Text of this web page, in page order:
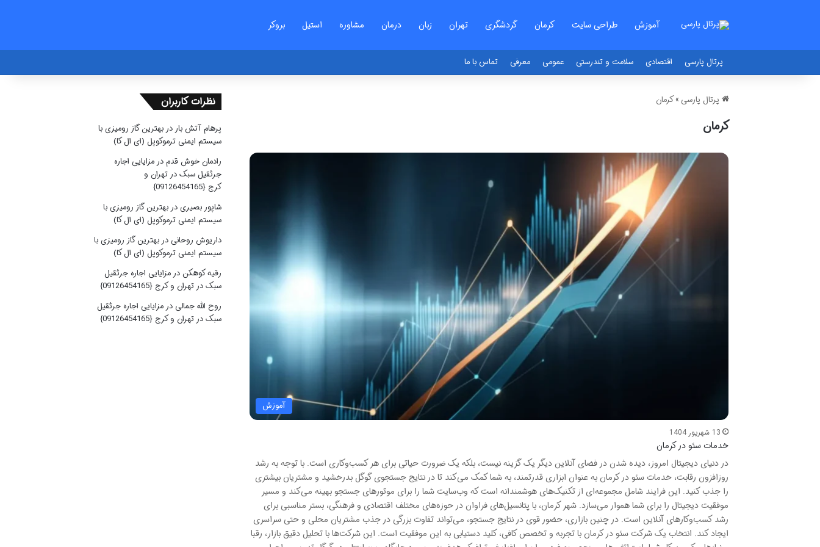
آموزش طراحی سایت کرمان گردشگری تهران زبان درمان مشاوره استیل بروکر
پرتال پارسی اقتصادی سلامت و تندرستی عمومی معرفی تماس با ما
پرتال پارسی » کرمان
کرمان
آموزش
13 شهریور 1404
خدمات سئو در کرمان
در دنیای دیجیتال امروز، دیده شدن در فضای آنلاین دیگر یک گزینه نیست، بلکه یک ضرورت حیاتی برای هر کسب‌وکاری است. با توجه به رشد
روزافزون رقابت، خدمات سئو در کرمان به عنوان ابزاری قدرتمند، به شما کمک می‌کند تا در نتایج جستجوی گوگل بدرخشید و مشتریان بیشتری
را جذب کنید. این فرایند شامل مجموعه‌ای از تکنیک‌های هوشمندانه است که وب‌سایت شما را برای موتورهای جستجو بهینه می‌کند و مسیر
موفقیت دیجیتال را برای شما هموار می‌سازد. شهر کرمان، با پتانسیل‌های فراوان در حوزه‌های مختلف اقتصادی و فرهنگی، بستر مناسبی برای
رشد کسب‌وکارهای آنلاین است. در چنین بازاری، حضور قوی در نتایج جستجو، می‌تواند تفاوت بزرگی در جذب مشتریان محلی و حتی سراسری
ایجاد کند. انتخاب یک شرکت سئو در کرمان با تجربه و تخصص کافی، کلید دستیابی به این موفقیت است. این شرکت‌ها با تحلیل دقیق بازار، رقبا
نظرات کاربران
پرهام آتش بار در بهترین گاز رومیزی با
سیستم ایمنی ترموکوپل (ای ال کا)
رادمان خوش قدمدر مزایایی اجاره
جرثقیل سبک در تهران و
کرج {09126454165}
شاپور بصیریدر بهترین گاز رومیزی با
سیستم ایمنی ترموکوپل (ای ال کا)
داریوش روحانیدر بهترین گاز رومیزی با
سیستم ایمنی ترموکوپل (ای ال کا)
رقیه کوهکن در مزایایی اجاره جرثقیل
سبک در تهران و کرج {09126454165}
روح الله جمالیدر مزایایی اجاره جرثقیل
سبک در تهران و کرج {09126454165}